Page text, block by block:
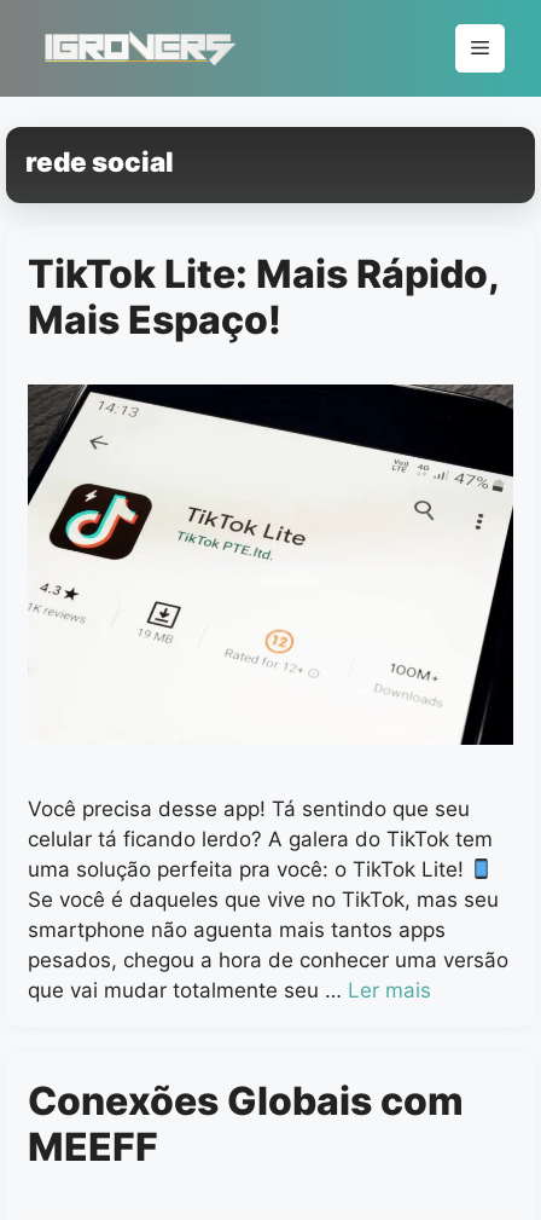
conteúdo
Menu
rede social
TikTok Lite: Mais Rápido,
Mais Espaço!
Você precisa desse app! Tá sentindo que seu
celular tá ficando lerdo? A galera do TikTok tem
uma solução perfeita pra você: o TikTok Lite!
Se você é daqueles que vive no TikTok, mas seu
smartphone não aguenta mais tantos apps
pesados, chegou a hora de conhecer uma versão
que vai mudar totalmente seu … Ler mais
Conexões Globais com
MEEFF